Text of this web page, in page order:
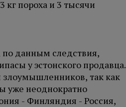
данным следствия,
у эстонского продавца.
так как
уже неоднократно
- Финляндия - Россия,